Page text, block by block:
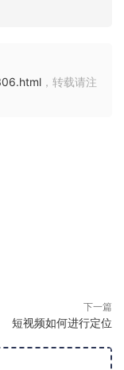
，转载请注
下一篇
短视频如何进行定位